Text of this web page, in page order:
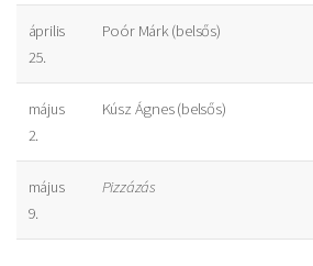
április
25.
Poór Márk (belsős)
május
2.
Kúsz Ágnes (belsős)
május
9.
Pizzázás